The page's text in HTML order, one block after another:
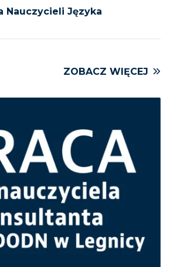
Nauczycieli Języka
ZOBACZ WIĘCEJ